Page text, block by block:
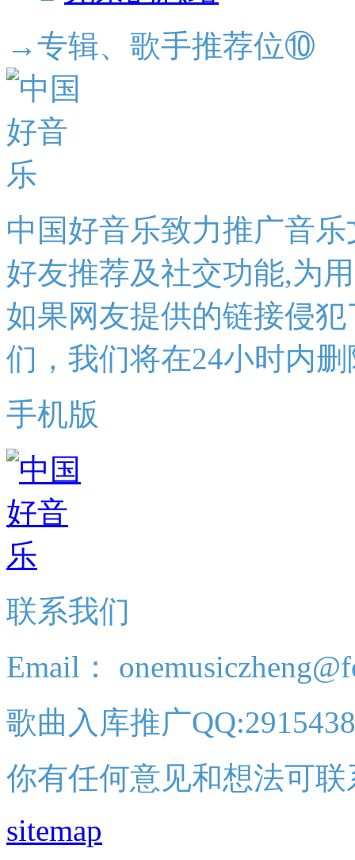
→专辑、歌手推荐位⑩
中国好音乐致力推广音
好友推荐及社交功能,为
如果网友提供的链接侵
们，我们将在24小时内
手机版
联系我们
Email：
歌曲入库推广
你有任何意见和想法可
sitemap